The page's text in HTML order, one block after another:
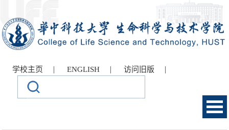
学校主页 | ENGLISH | 访问旧版 |